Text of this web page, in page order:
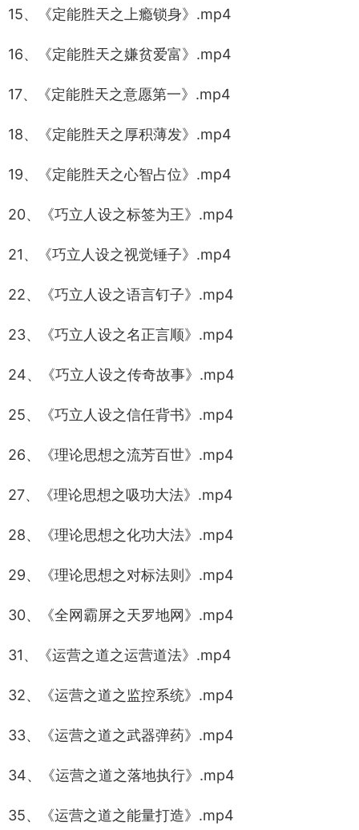
15、《定能胜天之上瘾锁身》.mp4
16、《定能胜天之嫌贫爱富》.mp4
17、《定能胜天之意愿第一》.mp4
18、《定能胜天之厚积薄发》.mp4
19、《定能胜天之心智占位》.mp4
20、《巧立人设之标签为王》.mp4
21、《巧立人设之视觉锤子》.mp4
22、《巧立人设之语言钉子》.mp4
23、《巧立人设之名正言顺》.mp4
24、《巧立人设之传奇故事》.mp4
25、《巧立人设之信任背书》.mp4
26、《理论思想之流芳百世》.mp4
27、《理论思想之吸功大法》.mp4
28、《理论思想之化功大法》.mp4
29、《理论思想之对标法则》.mp4
30、《全网霸屏之天罗地网》.mp4
31、《运营之道之运营道法》.mp4
32、《运营之道之监控系统》.mp4
33、《运营之道之武器弹药》.mp4
34、《运营之道之落地执行》.mp4
35、《运营之道之能量打造》.mp4